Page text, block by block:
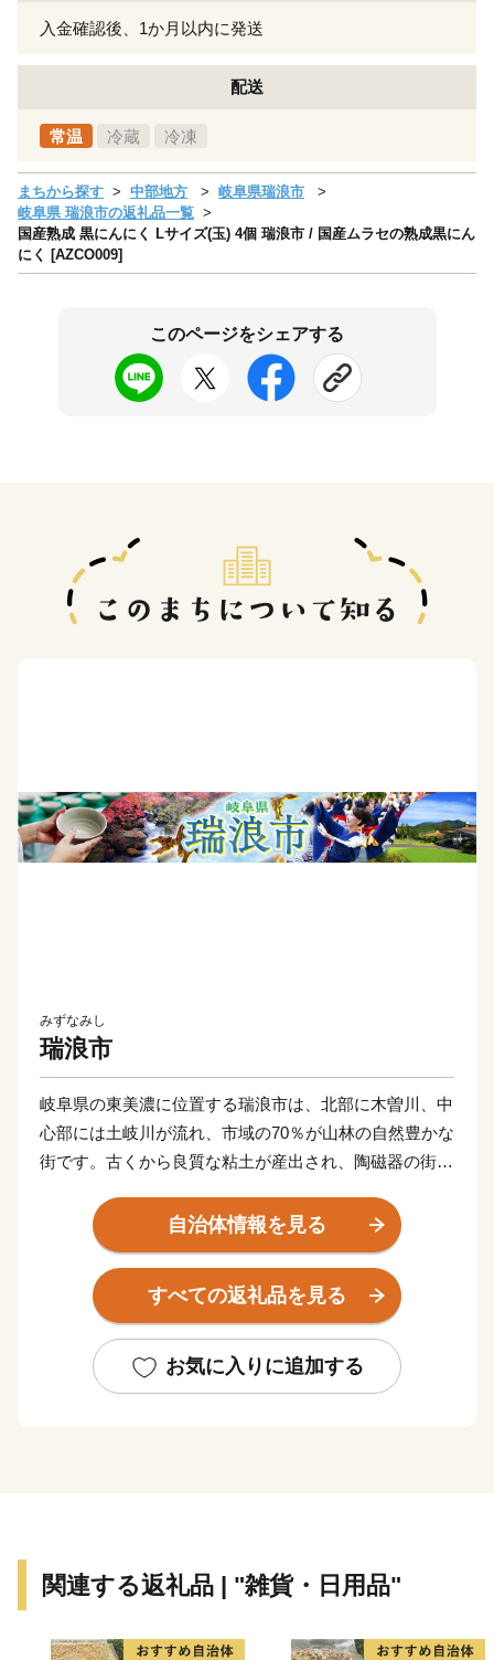
入金確認後、1か月以内に発送
配送
常温 冷蔵 冷凍
まちから探す 中部地方
岐阜県瑞浪市
岐阜県 瑞浪市の返礼品一覧
国産熟成 黒にんにく Lサイズ(玉) 4個 瑞浪市 / 国産ムラセの熟成黒にん
にく [AZCO009]
このページをシェアする
みずなみし
瑞浪市
岐阜県の東美濃に位置する瑞浪市は、北部に木曽川、中
心部には土岐川が流れ、市域の70％が山林の自然豊かな
街です。古くから良質な粘土が産出され、陶磁器の街と
んです。また、江戸時代には、五街道の一つ中山道の宿
場町として、東西の政治・経済・文化が流入して栄えた
歴史ある街でもあり、毎年9月には、岐阜の宝ものに認
定されている地歌舞伎公演がおこなわれ、多くの見物客
便利な場所にあります。そんな瑞浪市が「生まれ育った
ふるさと」である皆さん、瑞浪市を「第二のふるさと」
自治体情報を見る
すべての返礼品を見る
お気に入りに追加する
関連する返礼品 | "雑貨・日用品"